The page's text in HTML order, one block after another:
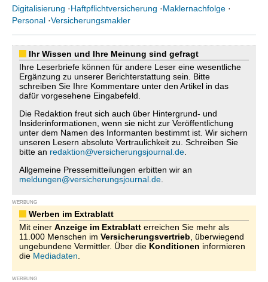
Digitalisierung ·Haftpflichtversicherung ·Maklernachfolge ·
Personal ·Versicherungsmakler
Ihr Wissen und Ihre Meinung sind gefragt
Ihre Leserbriefe können für andere Leser eine wesentliche
Ergänzung zu unserer Berichterstattung sein. Bitte
schreiben Sie Ihre Kommentare unter den Artikel in das
dafür vorgesehene Eingabefeld.
Die Redaktion freut sich auch über Hintergrund- und
Insiderinformationen, wenn sie nicht zur Veröffentlichung
unter dem Namen des Informanten bestimmt ist. Wir sichern
unseren Lesern absolute Vertraulichkeit zu. Schreiben Sie
bitte an redaktion@versicherungsjournal.de
Allgemeine Pressemitteilungen erbitten wir an
meldungen@versicherungsjournal.de
WERBUNG
Werben im Extrablatt
Mit einer Anzeige im Extrablatt erreichen Sie mehr als
11.000 Menschen im Versicherungsvertrieb , überwiegend
ungebundene Vermittler. Über die Konditionen informieren
die Mediadaten
WERBUNG